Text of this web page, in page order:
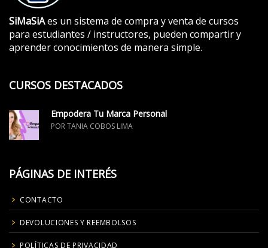
SiMaSiAes un sistema de compra y venta de cursos
para estudiantes / instructores, pueden compartir y
aprender conocimientos de manera simple.
CURSOS DESTACADOS
Empodera Tu Marca Personal
POR TANIA COBOS LIMA
PÁGINAS DE INTERÉS
CONTACTO
DEVOLUCIONES Y REEMBOLSOS
POLÍTICAS DE PRIVACIDAD